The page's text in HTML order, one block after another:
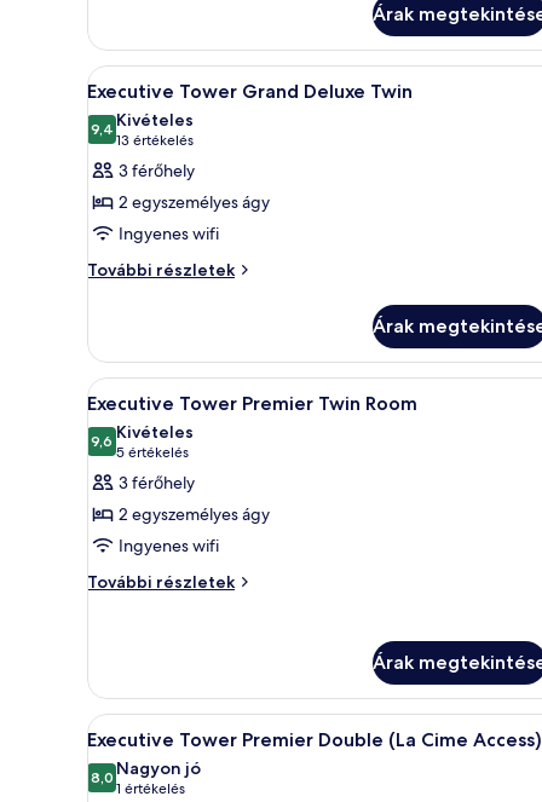
(Club
Access)
további
részletei
Árak
A
következő
szoba
összes
képének
megtekintése:
Executive
Tower
Twin
Egy kétágyas szoba,
4
Executive Tower Grand Deluxe Twin
9,410-ből 9,4
Kivételes
13 értékelés
(13
értékelés)
3 férőhely
2 egyszemélyes ágy
Ingyenes wifi
További részletek
Executive
Twin
további
részletei
Árak
A
következő
szoba
összes
képének
megtekintése:
Executive
Tower
Egy szállodai szoba,
5
Executive Tower Premier Twin Room
9,610-ből 9,6
Kivételes
5 értékelés
(5
értékelés)
3 férőhely
2 egyszemélyes ágy
Ingyenes wifi
További részletek
Executive
további
részletei
Árak
A
következő
szoba
Egy modern szállodaszoba,
5
Executive Tower Premier Double (La Cime Access)
8,010-ből 8,0
Nagyon jó
1 értékelés
(1